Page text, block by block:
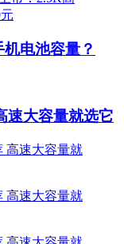
电池容量？
速大容量就选它